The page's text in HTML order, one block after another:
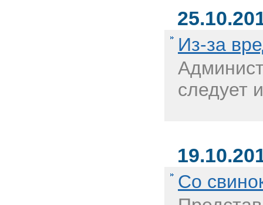
Из-за
следует
Со